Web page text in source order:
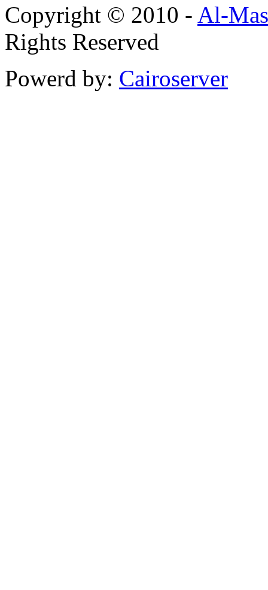
Copyright © 2010 - Al-
Rights Reserved
Powerd by: Cairoserver